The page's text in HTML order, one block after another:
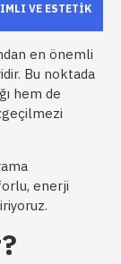
VE ESTETIK
en önemli
Bu noktada
hem de
enerji